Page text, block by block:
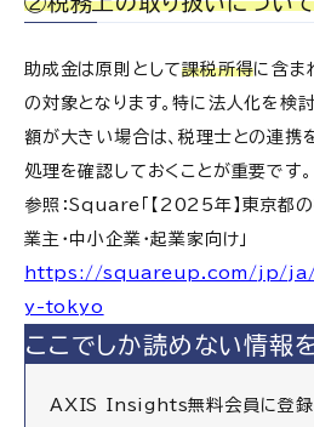
助成金は原則として課税所得に含ま
の対象となります。特に法人化を検
額が大きい場合は、税理士との連携
処理を確認しておくことが重要です。
参照：Square「【2025年】東京都
業主・中小企業・起業家向け」
https://squareup.com/jp/
y-tokyo
ここでしか読めない情報
AXIS Insights無料会員に登録す